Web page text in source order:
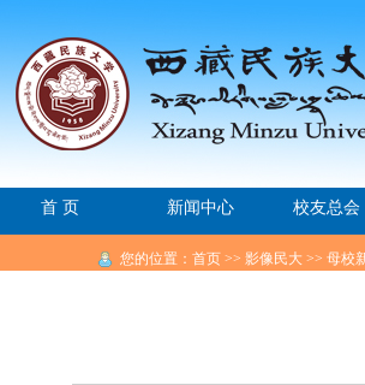
首 页 新闻中心 校友总会
您的位置：首页 >> 影像民大 >> 母校